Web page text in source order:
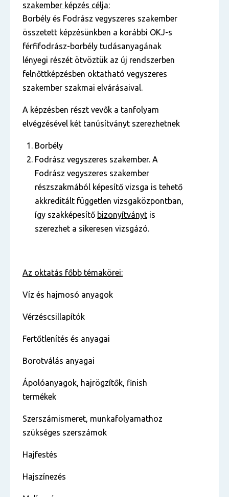
szakember képzés célja:
Borbély és Fodrász vegyszeres szakember
összetett képzésünkben a korábbi OKJ-s
férfifodrász-borbély tudásanyagának
lényegi részét ötvöztük az új rendszerben
felnőttképzésben oktatható vegyszeres
szakember szakmai elvárásaival.
A képzésben részt vevők a tanfolyam
elvégzésével két tanúsítványt szerezhetnek
Borbély
Fodrász vegyszeres szakember. A
Fodrász vegyszeres szakember
részszakmából képesítő vizsga is tehető
akkreditált független vizsgaközpontban,
így szakképesítő bizonyítványt is
szerezhet a sikeresen vizsgázó.
Az oktatás főbb témakörei:
Víz és hajmosó anyagok
Vérzéscsillapítók
Fertőtlenítés és anyagai
Borotválás anyagai
Ápolóanyagok, hajrögzítők, finish
termékek
Szerszámismeret, munkafolyamathoz
szükséges szerszámok
Hajfestés
Hajszínezés